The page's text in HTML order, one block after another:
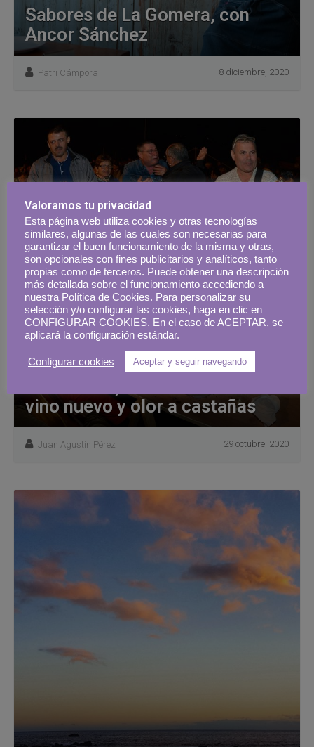
Sabores de La Gomera, con
Ancor Sánchez
Patri Cámpora 8 diciembre, 2020
vino nuevo y olor a castañas
Juan Agustín Pérez 29 octubre, 2020
Valoramos tu privacidad
Esta página web utiliza cookies y otras tecnologías
similares, algunas de las cuales son necesarias para
garantizar el buen funcionamiento de la misma y otras,
son opcionales con fines publicitarios y analíticos, tanto
propias como de terceros. Puede obtener una descripción
más detallada sobre el funcionamiento accediendo a
nuestra Política de Cookies. Para personalizar su
selección y/o configurar las cookies, haga en clic en
CONFIGURAR COOKIES. En el caso de ACEPTAR, se
aplicará la configuración estándar.
Configurar cookies Aceptar y seguir navegando